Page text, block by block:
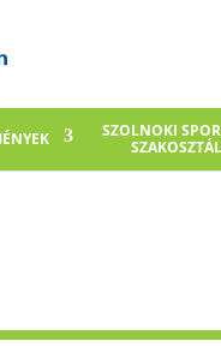
SZOLNOKI